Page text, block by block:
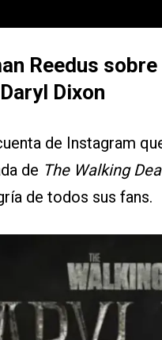
Reedus
Dixon
de Instagram
de The Walking
de todos sus fans.